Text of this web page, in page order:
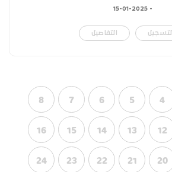
-
15-01-2025
التسجيل التفاصيل
4
5
6
7
8
12
13
14
15
16
20
21
22
23
24